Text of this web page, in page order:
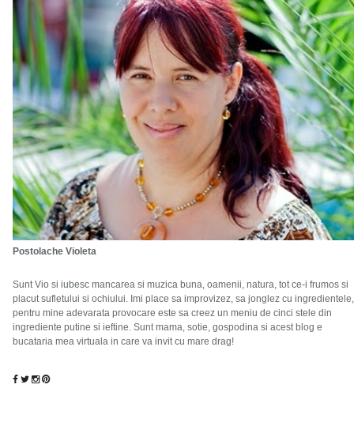
Postolache Violeta
Sunt Vio si iubesc mancarea si muzica buna, oamenii, natura, tot ce-i frumos si
placut sufletului si ochiului. Imi place sa improvizez, sa jonglez cu ingredientele,
pentru mine adevarata provocare este sa creez un meniu de cinci stele din
ingrediente putine si ieftine. Sunt mama, sotie, gospodina si acest blog e
bucataria mea virtuala in care va invit cu mare drag!